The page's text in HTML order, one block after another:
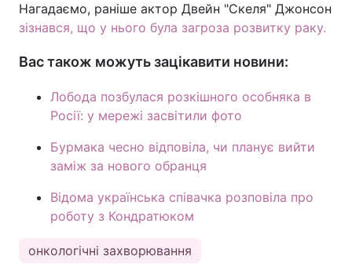
Нагадаємо, раніше актор Двейн "Скеля" Джонсон
зізнався, що у нього була загроза розвитку раку.
Вас також можуть зацікавити новини:
Лобода позбулася розкішного особняка в
Росії: у мережі засвітили фото
Бурмака чесно відповіла, чи планує вийти
заміж за нового обранця
Відома українська співачка розповіла про
роботу з Кондратюком
онкологічні захворювання